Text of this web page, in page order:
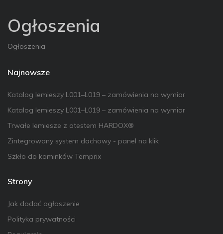
Ogłoszenia
Ogłoszenia
Najnowsze
Katalog lemieszy L001–L019 – zamówienia na wymiar
Katalog lemieszy L001–L019 – zamówienia na wymiar
Trwałe lemiesze z atestem HARDOX®
Zintegrowany system dachowy - panel na klik
Szkło do kominków Temprix
Strony
Jak dodać ogłoszenie
Polityka prywatności